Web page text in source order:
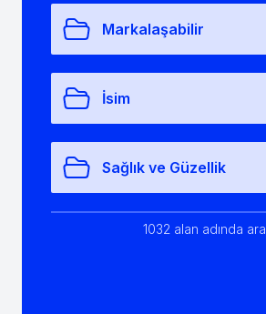
Markalaşabilir
İsim
Sağlık ve Güzellik
1032 alan adında ara